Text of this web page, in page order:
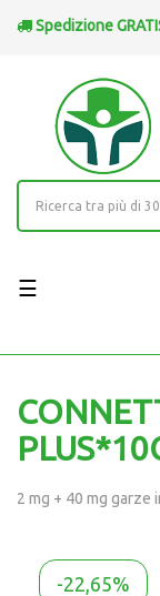
Spedizione
navigazione
☰
2 mg + 40 mg
-22,65%